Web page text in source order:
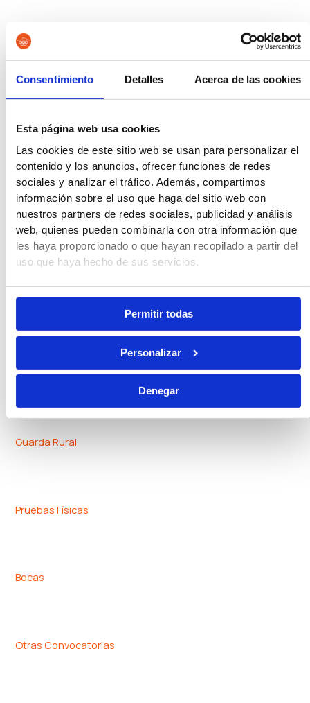
Consentimiento Detalles Acerca de las cookies
Esta página web usa cookies
Las cookies de este sitio web se usan para personalizar el
contenido y los anuncios, ofrecer funciones de redes
sociales y analizar el tráfico. Además, compartimos
información sobre el uso que haga del sitio web con
nuestros partners de redes sociales, publicidad y análisis
web, quienes pueden combinarla con otra información que
les haya proporcionado o que hayan recopilado a partir del
uso que haya hecho de sus servicios.
Permitir todas
Personalizar
Denegar
Instituciones Penitenciarias
Oposiciones de Justicia
Auxilio Judicial
Tramitación Procesal
Seguridad Privada
Guarda Rural
Pruebas Físicas
Becas
Otras Convocatorias